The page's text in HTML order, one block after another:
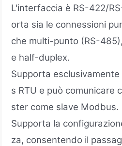
L'interfaccia è RS-422/
orta sia le connessioni
che multi-punto (RS-
e half-duplex.
Supporta
s RTU e può comunicare
ster come slave Modbus.
Supporta la
za, consentendo il